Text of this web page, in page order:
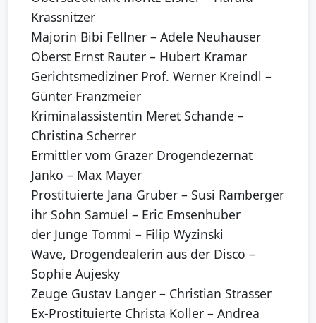
Krassnitzer
Majorin Bibi Fellner – Adele Neuhauser
Oberst Ernst Rauter – Hubert Kramar
Gerichtsmediziner Prof. Werner Kreindl –
Günter Franzmeier
Kriminalassistentin Meret Schande –
Christina Scherrer
Ermittler vom Grazer Drogendezernat
Janko – Max Mayer
Prostituierte Jana Gruber – Susi Ramberger
ihr Sohn Samuel – Eric Emsenhuber
der Junge Tommi – Filip Wyzinski
Wave, Drogendealerin aus der Disco –
Sophie Aujesky
Zeuge Gustav Langer – Christian Strasser
Ex-Prostituierte Christa Koller – Andrea